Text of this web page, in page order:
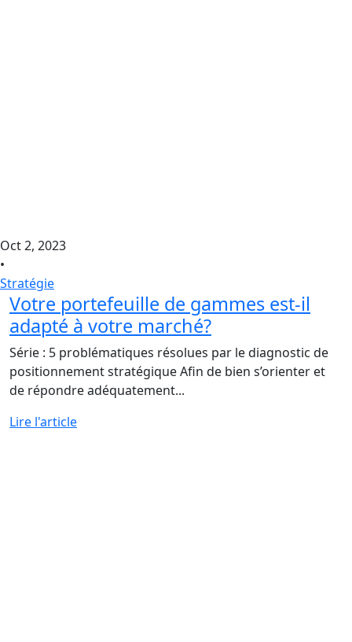
Oct 2, 2023
•
Stratégie
Votre portefeuille de gammes est-il
adapté à votre marché?
Série : 5 problématiques résolues par le diagnostic de
positionnement stratégique Afin de bien s’orienter et
de répondre adéquatement...
Lire l'article